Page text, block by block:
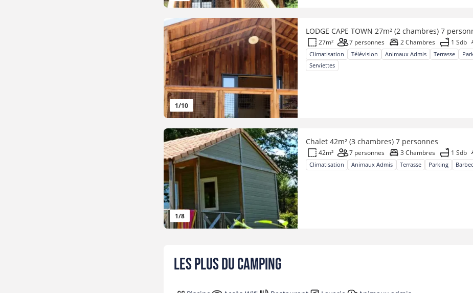
1/10
LODGE CAPE TOWN 27m² (2 chambres) 7
27m² 7 personnes 2 Chambres 1 Sdb
Climatisation Télévision Animaux Admis Terrasse
Serviettes
1/8
Chalet 42m² (3 chambres) 7 personnes
42m² 7 personnes 3 Chambres 1 Sdb
Climatisation Animaux Admis Terrasse Parking
Les plus du camping